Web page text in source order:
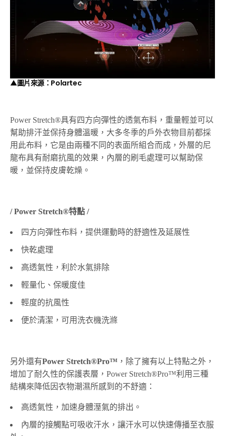
▲圖片來源： Polartec
Power Stretch®具有四方向彈性的透氣布料，重量輕並可以
幫助排汗並保持身體溫暖，大多冬季的戶外衣物目前都採
用此布料，它是由兩種不同的表面所組合而成，外層的尼
龍布具有耐磨抗風的效果，內層的刷毛處理可以幫助保
暖，並保持皮膚乾燥。
/ Power Stretch®特點 /
四方向彈性布料，提供運動時的舒適性及延展性
快乾處理
高透氣性，利於水氣排除
輕量化、保暖度佳
輕度的抗風性
便於清潔，可用洗衣機洗滌
另外還有Power Stretch®Pro™ ，除了擁有以上特點之外，
增加了耐久性的保護表層，Power Stretch®Pro™利用三種
結構來降低因衣物潮濕所感到的不舒適：
高透氣性，加速身體溼氣的排出。
內層的接觸點可吸收汗水，讓汗水可以快速傳播至衣服